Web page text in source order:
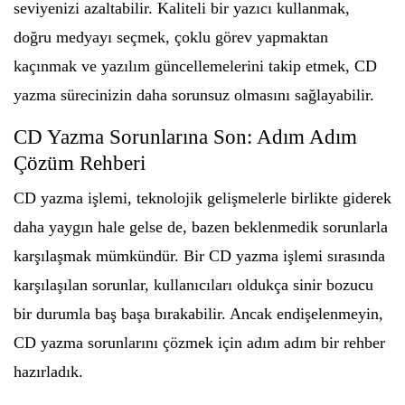
seviyenizi azaltabilir. Kaliteli bir yazıcı kullanmak,
doğru medyayı seçmek, çoklu görev yapmaktan
kaçınmak ve yazılım güncellemelerini takip etmek, CD
yazma sürecinizin daha sorunsuz olmasını sağlayabilir.
CD Yazma Sorunlarına Son: Adım Adım
Çözüm Rehberi
CD yazma işlemi, teknolojik gelişmelerle birlikte giderek
daha yaygın hale gelse de, bazen beklenmedik sorunlarla
karşılaşmak mümkündür. Bir CD yazma işlemi sırasında
karşılaşılan sorunlar, kullanıcıları oldukça sinir bozucu
bir durumla baş başa bırakabilir. Ancak endişelenmeyin,
CD yazma sorunlarını çözmek için adım adım bir rehber
hazırladık.